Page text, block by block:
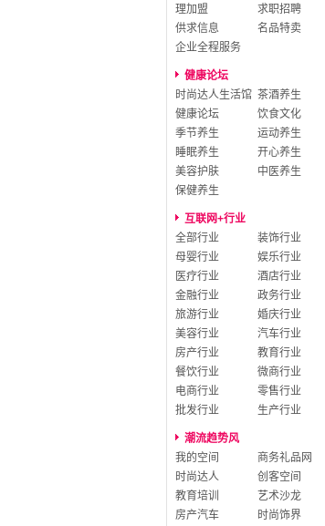
理加盟
求职招聘
供求信息
名品特卖
企业全程服务
健康论坛
时尚达人生活馆 茶酒养生
健康论坛
饮食文化
季节养生
运动养生
睡眠养生
开心养生
美容护肤
中医养生
保健养生
互联网+行业
全部行业
装饰行业
母婴行业
娱乐行业
医疗行业
酒店行业
金融行业
政务行业
旅游行业
婚庆行业
美容行业
汽车行业
房产行业
教育行业
餐饮行业
微商行业
电商行业
零售行业
批发行业
生产行业
潮流趋势风
我的空间
商务礼品网
时尚达人
创客空间
教育培训
艺术沙龙
房产汽车
时尚饰界